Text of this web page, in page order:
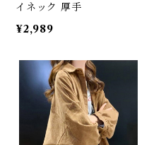
イネック 厚手
¥2,989